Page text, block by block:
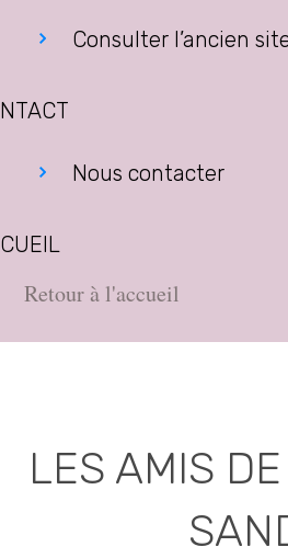
Consulter l’ancien
Nous contacter
Retour à l'accueil
LES AMIS